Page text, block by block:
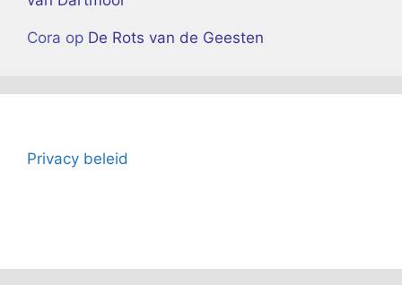
Cora op De Rots van de Geesten
Privacy beleid